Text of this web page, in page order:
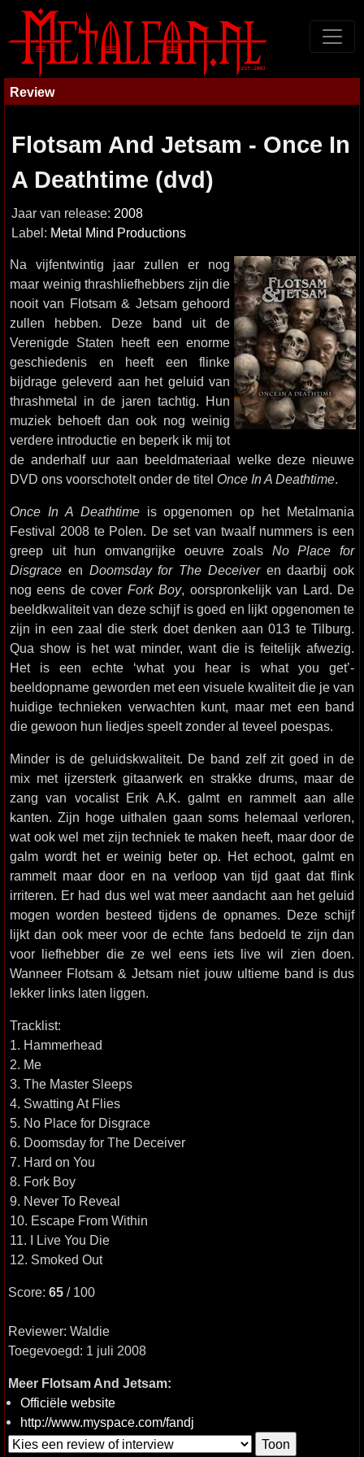
Review
Flotsam And Jetsam - Once In
A Deathtime (dvd)
Jaar van release: 2008
Label: Metal Mind Productions
Na vijfentwintig jaar zullen er nog
maar weinig thrashliefhebbers zijn die
nooit van Flotsam & Jetsam gehoord
zullen hebben. Deze band uit de
Verenigde Staten heeft een enorme
geschiedenis en heeft een flinke
bijdrage geleverd aan het geluid van
thrashmetal in de jaren tachtig. Hun
muziek behoeft dan ook nog weinig
verdere introductie en beperk ik mij tot
de anderhalf uur aan beeldmateriaal welke deze nieuwe
DVD ons voorschotelt onder de titel Once In A Deathtime.
Once In A Deathtimeis opgenomen op het Metalmania
Festival 2008 te Polen. De set van twaalf nummers is een
greep uit hun omvangrijke oeuvre zoals No Place for
Disgrace en Doomsday for The Deceiveren daarbij ook
nog eens de cover Fork Boy, oorspronkelijk van Lard. De
beeldkwaliteit van deze schijf is goed en lijkt opgenomen te
zijn in een zaal die sterk doet denken aan 013 te Tilburg.
Qua show is het wat minder, want die is feitelijk afwezig.
Het is een echte ‘what you hear is what you get’-
beeldopname geworden met een visuele kwaliteit die je van
huidige technieken verwachten kunt, maar met een band
die gewoon hun liedjes speelt zonder al teveel poespas.
Minder is de geluidskwaliteit. De band zelf zit goed in de
mix met ijzersterk gitaarwerk en strakke drums, maar de
zang van vocalist Erik A.K. galmt en rammelt aan alle
kanten. Zijn hoge uithalen gaan soms helemaal verloren,
wat ook wel met zijn techniek te maken heeft, maar door de
galm wordt het er weinig beter op. Het echoot, galmt en
rammelt maar door en na verloop van tijd gaat dat flink
irriteren. Er had dus wel wat meer aandacht aan het geluid
mogen worden besteed tijdens de opnames. Deze schijf
lijkt dan ook meer voor de echte fans bedoeld te zijn dan
voor liefhebber die ze wel eens iets live wil zien doen.
Wanneer Flotsam & Jetsam niet jouw ultieme band is dus
lekker links laten liggen.
Tracklist:
1. Hammerhead
2. Me
3. The Master Sleeps
4. Swatting At Flies
5. No Place for Disgrace
6. Doomsday for The Deceiver
7. Hard on You
8. Fork Boy
9. Never To Reveal
10. Escape From Within
11. I Live You Die
12. Smoked Out
Score: 65 / 100
Reviewer: Waldie
Toegevoegd: 1 juli 2008
Meer Flotsam And Jetsam:
Officiële website
http://www.myspace.com/fandj